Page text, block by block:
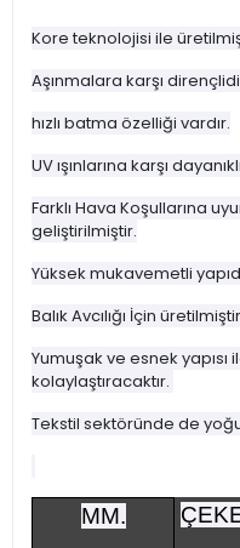
Kore teknolojisi ile
Aşınmalara karşı
hızlı batma özelliği vardır.
UV ışınlarına karşı
Farklı Hava Koşullarına
geliştirilmiştir.
Yüksek mukavemetli
Balık Avcılığı İçin
Yumuşak ve esnek yapısı
kolaylaştıracaktır.
Tekstil sektöründe de
MM.